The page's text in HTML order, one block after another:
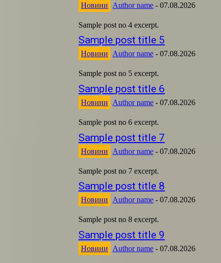
Новини Author name - 07.08.2026
Sample post no 4 excerpt.
Sample post title 5
Новини Author name - 07.08.2026
Sample post no 5 excerpt.
Sample post title 6
Новини Author name - 07.08.2026
Sample post no 6 excerpt.
Sample post title 7
Новини Author name - 07.08.2026
Sample post no 7 excerpt.
Sample post title 8
Новини Author name - 07.08.2026
Sample post no 8 excerpt.
Sample post title 9
Новини Author name - 07.08.2026